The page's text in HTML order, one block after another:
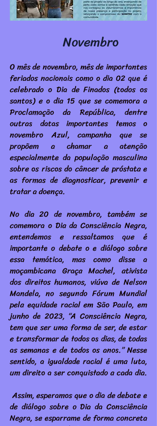
Novembro
O mês de novembro, mês de importantes
feriados nacionais como o dia 02 que é
celebrado o Dia de Finados (todos os
santos) e o dia 15 que se comemora a
Proclamação da República, dentre
outras datas importantes temos o
novembro Azul, campanha que se
propõem a chamar a atenção
especialmente da população masculina
sobre os riscos do câncer de próstata e
as formas de diagnosticar, prevenir e
tratar a doença.
No dia 20 de novembro, também se
comemora o Dia da Consciência Negra,
entendemos e ressaltamos que é
importante o debate o e diálogo sobre
essa temática, mas como disse a
moçambicana Graça Machel, ativista
dos direitos humanos, viúva de Nelson
Mandela, no segundo Fórum Mundial
pela equidade racial em São Paulo, em
junho de 2023, “A Consciência Negra,
tem que ser uma forma de ser, de estar
e transformar de todos os dias, de todas
as semanas e de todos os anos.” Nesse
sentido, a igualdade racial é uma luta,
um direito a ser conquistado a cada dia.
Assim, esperamos que o dia de debate e
de diálogo sobre o Dia da Consciência
Negra, se esparrame de forma concreta